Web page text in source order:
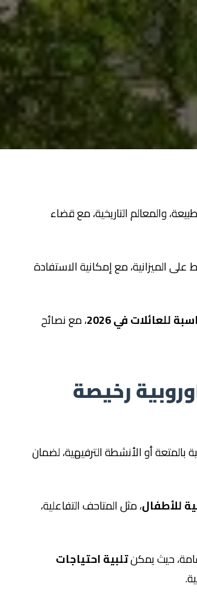
والمعالم التاريخية، مع قضاء
الميزانية، مع إمكانية الاستفادة
للعائلات في 2026
، مع نصائح
رخيصة
بالمتعة أو الأنشطة الترفيهية، لضمان
للأطفال، مثل المتاحف التفاعلية،
حيث يمكنتلبية احتياجات